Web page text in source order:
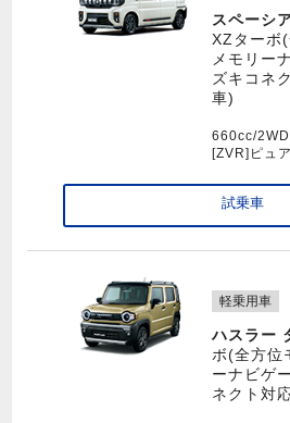
スペーシ
XZターボ
メモリー
ズキコネ
車)
660cc/
[ZVR]ピュ
試乗車
軽乗用車
ハスラー
ボ(全方位
ーナビゲ
ネクト対